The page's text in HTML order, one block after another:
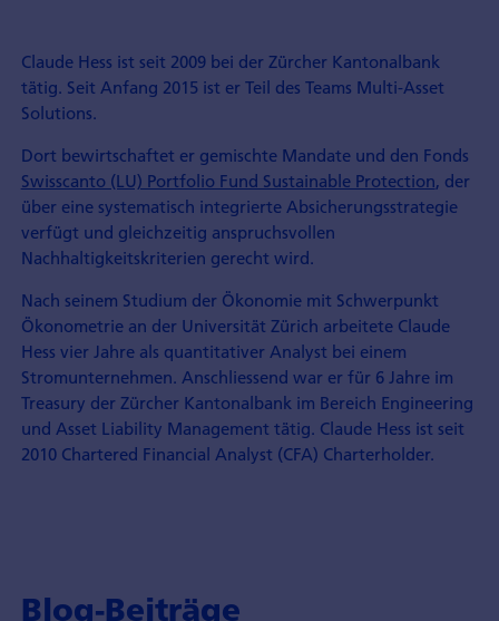
Claude Hess ist seit 2009 bei der Zürcher Kantonalbank
tätig. Seit Anfang 2015 ist er Teil des Teams Multi-Asset
Solutions.
Dort bewirtschaftet er gemischte Mandate und den Fonds
Swisscanto (LU) Portfolio Fund Sustainable Protection, der
über eine systematisch integrierte Absicherungsstrategie
verfügt und gleichzeitig anspruchsvollen
Nachhaltigkeitskriterien gerecht wird.
Nach seinem Studium der Ökonomie mit Schwerpunkt
Ökonometrie an der Universität Zürich arbeitete Claude
Hess vier Jahre als quantitativer Analyst bei einem
Stromunternehmen. Anschliessend war er für 6 Jahre im
Treasury der Zürcher Kantonalbank im Bereich Engineering
und Asset Liability Management tätig. Claude Hess ist seit
2010 Chartered Financial Analyst (CFA) Charterholder.
Blog-Beiträge